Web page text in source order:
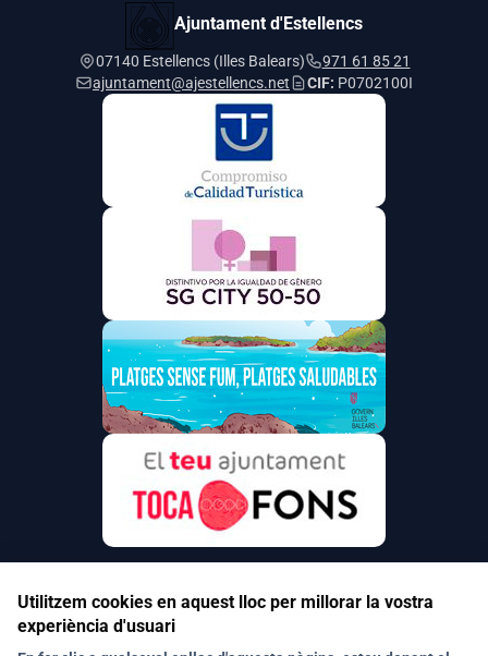
Ajuntament d'Estellencs
07140 Estellencs (Illes Balears)
971 61 85 21
ajuntament@ajestellencs.net
CIF: P0702100I
Segueix-nos a les xarxes socials
Utilitzem cookies en aquest lloc per millorar la vostra
experiència d'usuari